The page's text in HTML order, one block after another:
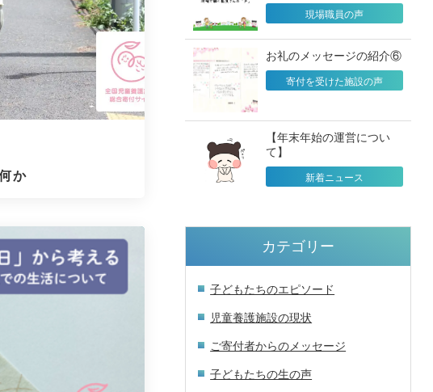
か
現場職員の声
お礼のメッセージの紹介⑥
寄付を受けた施設の声
【年末年始の運営につい
て】
新着ニュース
カテゴリー
子どもたちのエピソード
児童養護施設の現状
ご寄付者からのメッセージ
子どもたちの生の声